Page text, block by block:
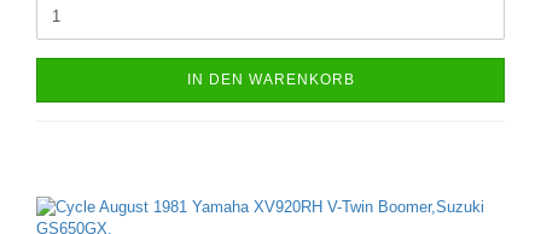
IN DEN WARENKORB